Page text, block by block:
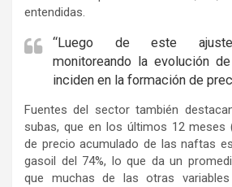
entendidas.
“Luego de este ajuste
monitoreando la evolución
inciden en la formación de
Fuentes del sector también
subas, que en los últimos 12 meses
de precio acumulado de las naftas
gasoil del 74%, lo que da un
que muchas de las otras